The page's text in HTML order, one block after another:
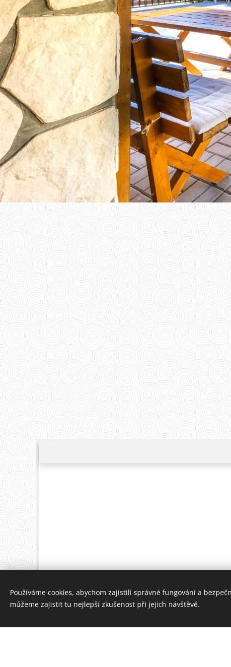
Používáme cookies, abychom zajistili správné fungování a
můžeme zajistit tu nejlepší zkušenost při jejich návštěvě.